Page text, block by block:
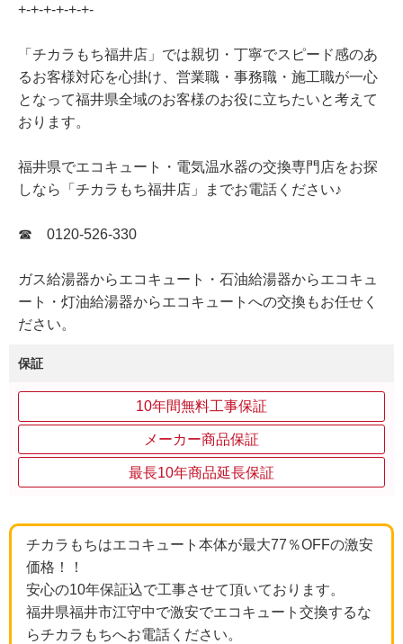
+-+-+-+-+-+-
「チカラもち福井店」では親切・丁寧でスピード感のあ
るお客様対応を心掛け、営業職・事務職・施工職が一心
となって福井県全域のお客様のお役に立ちたいと考えて
おります。
福井県でエコキュート・電気温水器の交換専門店をお探
しなら「チカラもち福井店」までお電話ください♪
☎ 0120-526-330
ガス給湯器からエコキュート・石油給湯器からエコキュ
ート・灯油給湯器からエコキュートへの交換もお任せく
ださい。
保証
10年間無料工事保証
メーカー商品保証
最長10年商品延長保証
チカラもちはエコキュート本体が最大77％OFFの激安
価格！！
安心の10年保証込で工事させて頂いております。
福井県福井市江守中で激安でエコキュート交換するな
らチカラもちへお電話ください。